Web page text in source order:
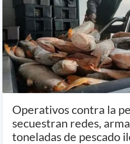
Operativos contra la
secuestran redes,
toneladas de pescado